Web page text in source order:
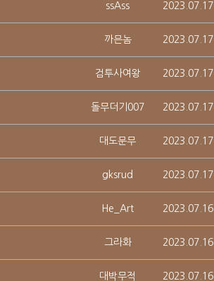
ssAss 2023.07.17
까믄놈 2023.07.17
검투사여왕 2023.07.17
돌무더기007 2023.07.17
대도문무 2023.07.17
gksrud 2023.07.17
He_Art 2023.07.16
그라화 2023.07.16
대박무적 2023.07.16